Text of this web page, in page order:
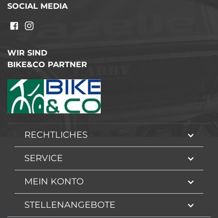
SOCIAL MEDIA
WIR SIND
BIKE&CO PARTNER
RECHTLICHES
SERVICE
MEIN KONTO
STELLENANGEBOTE